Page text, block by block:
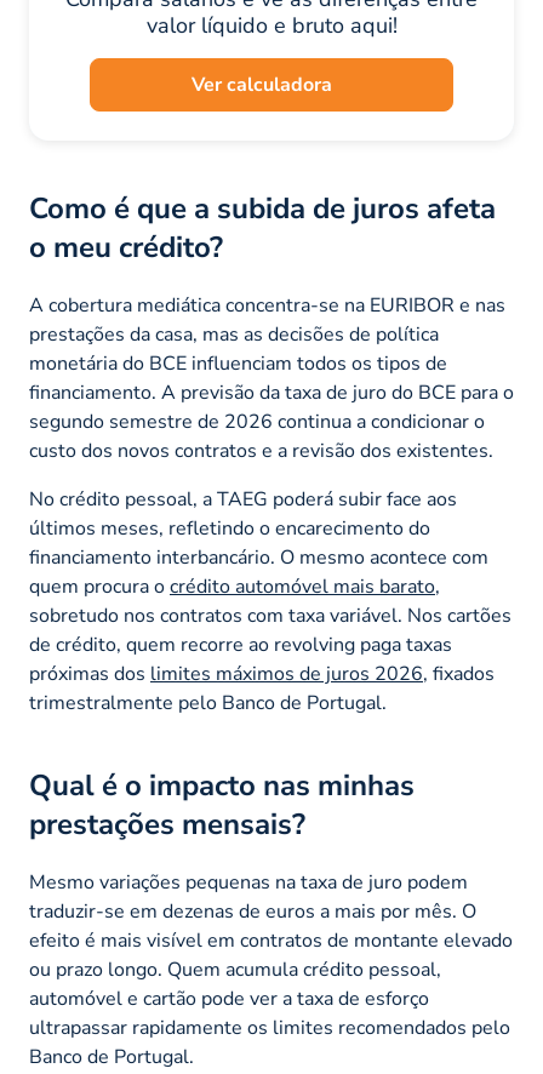
valor líquido e bruto aqui!
Ver calculadora
Como é que a subida de juros afeta
o meu crédito?
A cobertura mediática concentra-se na EURIBOR e nas
prestações da casa, mas as decisões de política
monetária do BCE influenciam todos os tipos de
financiamento. A previsão da taxa de juro do BCE para o
segundo semestre de 2026 continua a condicionar o
custo dos novos contratos e a revisão dos existentes.
No crédito pessoal, a TAEG poderá subir face aos
últimos meses, refletindo o encarecimento do
financiamento interbancário. O mesmo acontece com
quem procura ocrédito automóvel mais barato,
sobretudo nos contratos com taxa variável. Nos cartões
de crédito, quem recorre ao revolving paga taxas
próximas dos limites máximos de juros 2026, fixados
trimestralmente pelo Banco de Portugal.
Qual é o impacto nas minhas
prestações mensais?
Mesmo variações pequenas na taxa de juro podem
traduzir-se em dezenas de euros a mais por mês. O
efeito é mais visível em contratos de montante elevado
ou prazo longo. Quem acumula crédito pessoal,
automóvel e cartão pode ver a taxa de esforço
ultrapassar rapidamente os limites recomendados pelo
Banco de Portugal.